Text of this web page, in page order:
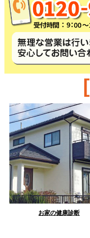
[
お家の健康診断